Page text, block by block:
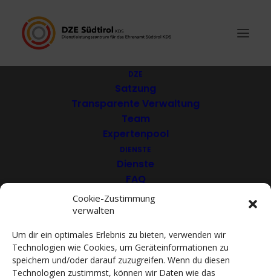
Cookie-Zustimmung
verwalten
Um dir ein optimales Erlebnis zu bieten, verwenden wir
Technologien wie Cookies, um Geräteinformationen zu
speichern und/oder darauf zuzugreifen. Wenn du diesen
Technologien zustimmst, können wir Daten wie das
DZE
Satzung
Transparente Verwaltung
Team
Expertenpool
DIENSTE
Dienste
FAQ
Download
Mitglied werden
ACADEMY
VIDEOTHEK
Zeitbank Bozen VfG